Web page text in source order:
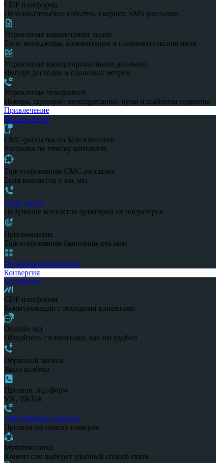
CDP платформа
Пользовательские события, скоринг, SMS рассылки
Управление параметрами лидов
Теги, менеджеры, комментарии и пользовательские поля
Управление импортированными данными
Импорт расходов и плановых метрик
Управление телефонией
Номера, сценарии переадресации, пулы и шаблоны подмены
Привлечение
Привлечение
СМС-рассылка по базе клиентов
Рассылка по списку контактов
Таргетированная СМС-рассылка
Если контактов у вас нет
Войс-таргет
Получение контактов аудитории от операторов
Программатик
Таргетированная баннерная реклама
Полезная информация
Конверсия
Конверсия
CDP платформа
Коммуникация с текущими клиентами
Онлайн чат
Общайтесь с клиентами, как им удобно
Обратный звонок
Заказ колбека
Прозвон лид-форм
VK, TikTok
Автопрозвон номеров
Прозвон по списку номеров
Мультикнопка
Клиент сам выберет удобный способ связи